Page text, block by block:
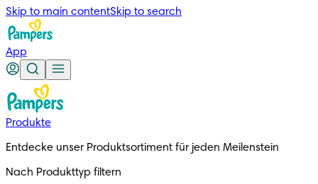
Skip to main contentSkip to search
App
Produkte
Entdecke unser Produktsortiment für jeden Meilenstein
Nach Produkttyp filtern